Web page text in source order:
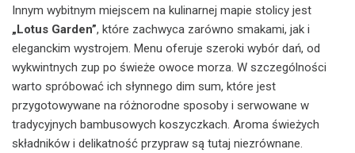
Innym wybitnym miejscem na kulinarnej mapie stolicy jest
„Lotus Garden”, które zachwyca zarówno smakami, jak i
eleganckim wystrojem. Menu oferuje szeroki wybór dań, od
wykwintnych zup po świeże owoce morza. W szczególności
warto spróbować ich słynnego dim sum, które jest
przygotowywane na różnorodne sposoby i serwowane w
tradycyjnych bambusowych koszyczkach. Aroma świeżych
składników i delikatność przypraw są tutaj niezrównane.